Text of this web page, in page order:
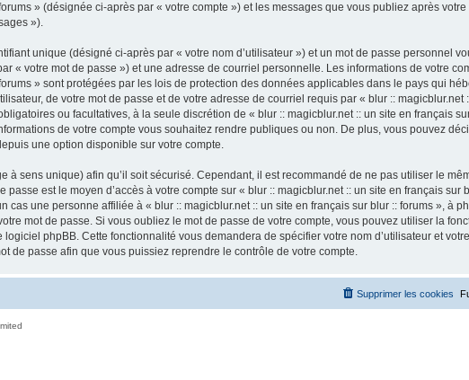
» (désignée ci-après par « votre compte ») et les messages que vous publiez après
»).
unique (désigné ci-après par « votre nom d’utilisateur ») et un mot de passe personnel
« votre mot de passe ») et une adresse de courriel personnelle. Les informations de votre
» sont protégées par les lois de protection des données applicables dans le pays qui
de votre mot de passe et de votre adresse de courriel requis par « blur :: magicblur.net
ou facultatives, à la seule discrétion de « blur :: magicblur.net :: un site en français
de votre compte vous souhaitez rendre publiques ou non. De plus, vous pouvez
une option disponible sur votre compte.
à sens unique) afin qu’il soit sécurisé. Cependant, il est recommandé de ne pas utiliser le
passe est le moyen d’accès à votre compte sur « blur :: magicblur.net :: un site en français sur
cas une personne affiliée à « blur :: magicblur.net :: un site en français sur blur :: forums », à
mot de passe. Si vous oubliez le mot de passe de votre compte, vous pouvez utiliser la
phpBB. Cette fonctionnalité vous demandera de spécifier votre nom d’utilisateur et
de passe afin que vous puissiez reprendre le contrôle de votre compte.
Supprimer les cookies